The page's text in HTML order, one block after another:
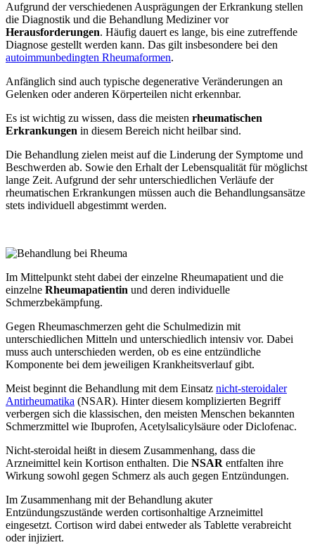
Aufgrund der verschiedenen Ausprägungen der Erkrankung stellen
die Diagnostik und die Behandlung Mediziner vor
Herausforderungen. Häufig dauert es lange, bis eine zutreffende
Diagnose gestellt werden kann. Das gilt insbesondere bei den
autoimmunbedingten Rheumaformen.
Anfänglich sind auch typische degenerative Veränderungen an
Gelenken oder anderen Körperteilen nicht erkennbar.
Es ist wichtig zu wissen, dass die meisten rheumatischen
Erkrankungen in diesem Bereich nicht heilbar sind.
Die Behandlung zielen meist auf die Linderung der Symptome und
Beschwerden ab. Sowie den Erhalt der Lebensqualität für möglichst
lange Zeit. Aufgrund der sehr unterschiedlichen Verläufe der
rheumatischen Erkrankungen müssen auch die Behandlungsansätze
stets individuell abgestimmt werden.
Im Mittelpunkt steht dabei der einzelne Rheumapatient und die
einzelne Rheumapatientin und deren individuelle
Schmerzbekämpfung.
Gegen Rheumaschmerzen geht die Schulmedizin mit
unterschiedlichen Mitteln und unterschiedlich intensiv vor. Dabei
muss auch unterschieden werden, ob es eine entzündliche
Komponente bei dem jeweiligen Krankheitsverlauf gibt.
Meist beginnt die Behandlung mit dem Einsatz nicht-steroidaler
Antirheumatika (NSAR). Hinter diesem komplizierten Begriff
verbergen sich die klassischen, den meisten Menschen bekannten
Schmerzmittel wie Ibuprofen, Acetylsalicylsäure oder Diclofenac.
Nicht-steroidal heißt in diesem Zusammenhang, dass die
Arzneimittel kein Kortison enthalten. Die NSAR entfalten ihre
Wirkung sowohl gegen Schmerz als auch gegen Entzündungen.
Im Zusammenhang mit der Behandlung akuter
Entzündungszustände werden cortisonhaltige Arzneimittel
eingesetzt. Cortison wird dabei entweder als Tablette verabreicht
oder injiziert.